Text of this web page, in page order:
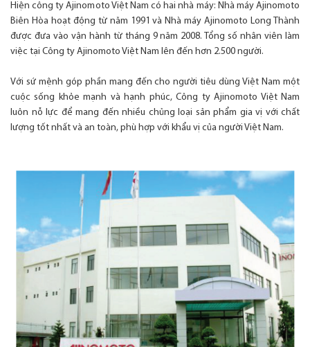
Hiện công ty Ajinomoto Việt Nam có hai nhà máy: Nhà máy Ajinomoto
Biên Hòa hoạt động từ năm 1991 và Nhà máy Ajinomoto Long Thành
được đưa vào vận hành từ tháng 9 năm 2008. Tổng số nhân viên làm
việc tại Công ty Ajinomoto Việt Nam lên đến hơn 2.500 người.
Với sứ mệnh góp phần mang đến cho người tiêu dùng Việt Nam một
cuộc sống khỏe mạnh và hạnh phúc, Công ty Ajinomoto Việt Nam
luôn nỗ lực để mang đến nhiều chủng loại sản phẩm gia vị với chất
lượng tốt nhất và an toàn, phù hợp với khẩu vị của người Việt Nam.